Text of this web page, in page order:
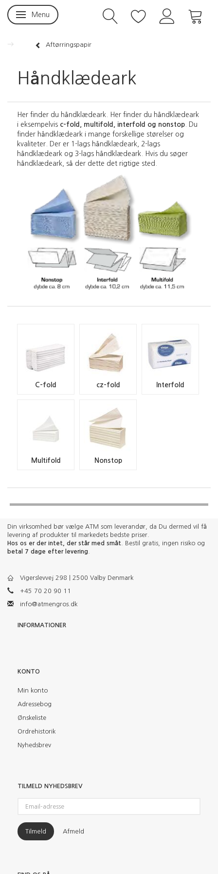
Skifte navigation
Menu
Aftørringspapir
Håndklædeark
Her finder du håndklædeark. Her finder du håndklædeark
i eksempelvis c-fold, multifold, interfold og nonstop . Du
finder håndklædeark i mange forskellige størelser og
kvaliteter. Der er 1-lags håndklædeark, 2-lags
håndklædeark og 3-lags håndklædeark. Hvis du søger
håndklædeark, så der dette det rigtige sted.
C-fold cz-fold Interfold
Multifold Nonstop
Din virksomhed bør vælge ATM som leverandør, da Du dermed vil få
levering af produkter til markedets bedste priser.
Hos os er der intet, der står med småt . Bestil gratis, ingen risiko og
betal 7 dage efter levering
Vigerslevvej 298 | 2500 Valby Denmark
+45 70 20 90 11
info@atmengros.dk
INFORMATIONER
KONTO
Min konto
Adressebog
Ønskeliste
Ordrehistorik
Nyhedsbrev
TILMELD NYHEDSBREV
adresse
Tilmeld Afmeld